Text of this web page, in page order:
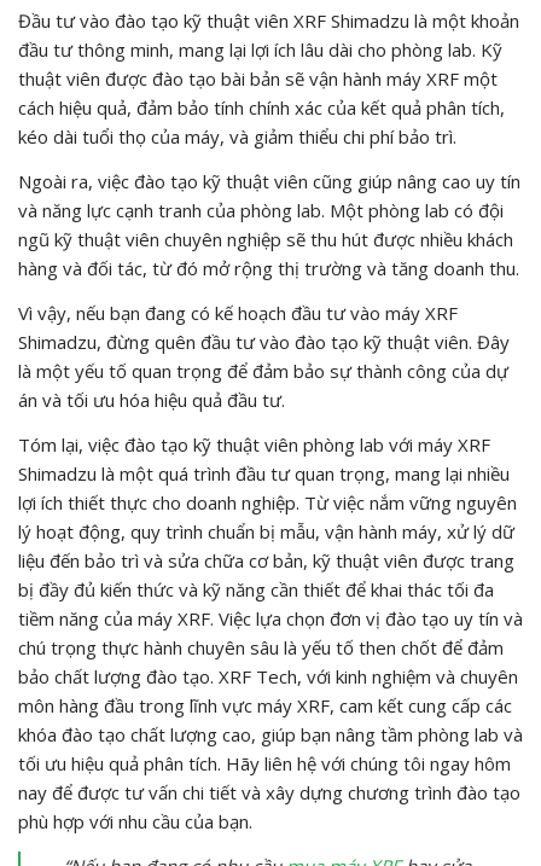
Đầu tư vào đào tạo kỹ thuật viên XRF Shimadzu là một khoản
đầu tư thông minh, mang lại lợi ích lâu dài cho phòng lab. Kỹ
thuật viên được đào tạo bài bản sẽ vận hành máy XRF một
cách hiệu quả, đảm bảo tính chính xác của kết quả phân tích,
kéo dài tuổi thọ của máy, và giảm thiểu chi phí bảo trì.
Ngoài ra, việc đào tạo kỹ thuật viên cũng giúp nâng cao uy tín
và năng lực cạnh tranh của phòng lab. Một phòng lab có đội
ngũ kỹ thuật viên chuyên nghiệp sẽ thu hút được nhiều khách
hàng và đối tác, từ đó mở rộng thị trường và tăng doanh thu.
Vì vậy, nếu bạn đang có kế hoạch đầu tư vào máy XRF
Shimadzu, đừng quên đầu tư vào đào tạo kỹ thuật viên. Đây
là một yếu tố quan trọng để đảm bảo sự thành công của dự
án và tối ưu hóa hiệu quả đầu tư.
Tóm lại, việc đào tạo kỹ thuật viên phòng lab với máy XRF
Shimadzu là một quá trình đầu tư quan trọng, mang lại nhiều
lợi ích thiết thực cho doanh nghiệp. Từ việc nắm vững nguyên
lý hoạt động, quy trình chuẩn bị mẫu, vận hành máy, xử lý dữ
liệu đến bảo trì và sửa chữa cơ bản, kỹ thuật viên được trang
bị đầy đủ kiến thức và kỹ năng cần thiết để khai thác tối đa
tiềm năng của máy XRF. Việc lựa chọn đơn vị đào tạo uy tín và
chú trọng thực hành chuyên sâu là yếu tố then chốt để đảm
bảo chất lượng đào tạo. XRF Tech, với kinh nghiệm và chuyên
môn hàng đầu trong lĩnh vực máy XRF, cam kết cung cấp các
khóa đào tạo chất lượng cao, giúp bạn nâng tầm phòng lab và
tối ưu hiệu quả phân tích. Hãy liên hệ với chúng tôi ngay hôm
nay để được tư vấn chi tiết và xây dựng chương trình đào tạo
phù hợp với nhu cầu của bạn.